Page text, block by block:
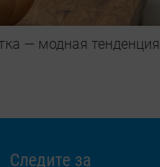
— модная
Следите за